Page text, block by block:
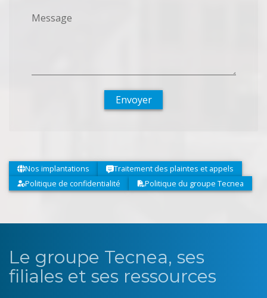
Message
Envoyer
Nos implantations
Traitement des plaintes et appels
Politique de confidentialité
Politique du groupe Tecnea
Le groupe Tecnea, ses
filiales et ses ressources